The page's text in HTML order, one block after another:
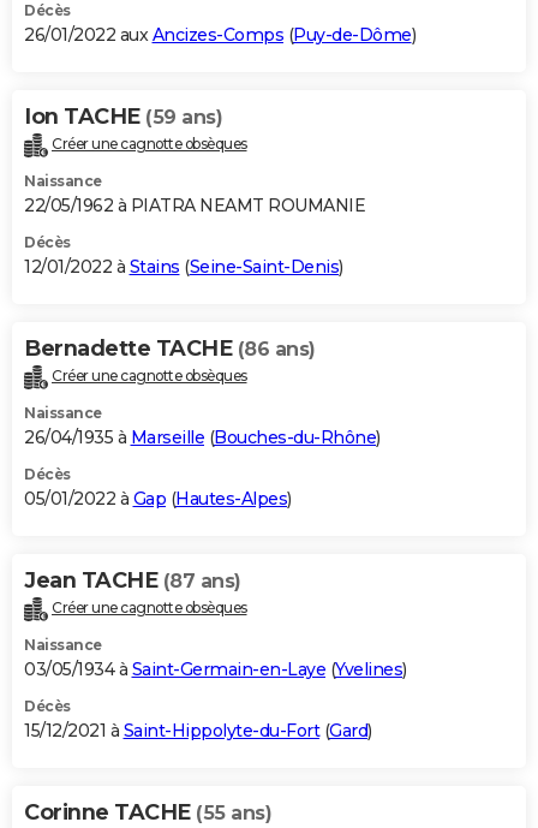
Décès
26/01/2022 auxAncizes-Comps (Puy-de-Dôme)
Ion TACHE (59 ans)
Créer une cagnotte obsèques
Naissance
22/05/1962 à PIATRA NEAMT ROUMANIE
Décès
12/01/2022 à Stains (Seine-Saint-Denis)
Bernadette TACHE (86 ans)
Créer une cagnotte obsèques
Naissance
26/04/1935 à Marseille (Bouches-du-Rhône)
Décès
05/01/2022 à Gap (Hautes-Alpes)
Jean TACHE (87 ans)
Créer une cagnotte obsèques
Naissance
03/05/1934 à Saint-Germain-en-Laye (Yvelines)
Décès
15/12/2021 à Saint-Hippolyte-du-Fort(Gard)
Corinne TACHE (55 ans)